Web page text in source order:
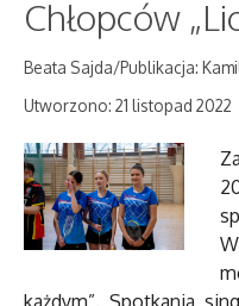
Chłopców
Beata Sajda/Publikacja:
Utworzono: 21 listopad 2022
każdym”. Spotkania